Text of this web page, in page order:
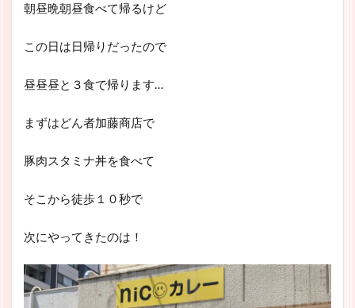
朝昼晩朝昼食べて帰るけど
この日は日帰りだったので
昼昼昼と３食で帰ります…
まずはどん者加藤商店で
豚肉スタミナ丼を食べて
そこから徒歩１０秒で
次にやってきたのは！